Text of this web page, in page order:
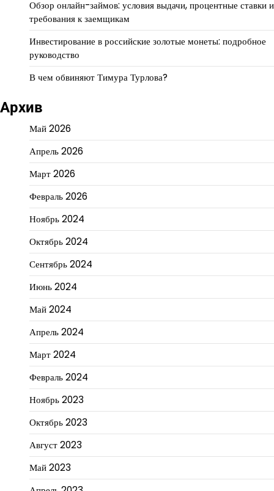
Обзор онлайн-займов: условия выдачи, процентные ставки и
требования к заемщикам
Инвестирование в российские золотые монеты: подробное
руководство
В чем обвиняют Тимура Турлова?
Архив
Май 2026
Апрель 2026
Март 2026
Февраль 2026
Ноябрь 2024
Октябрь 2024
Сентябрь 2024
Июнь 2024
Май 2024
Апрель 2024
Март 2024
Февраль 2024
Ноябрь 2023
Октябрь 2023
Август 2023
Май 2023